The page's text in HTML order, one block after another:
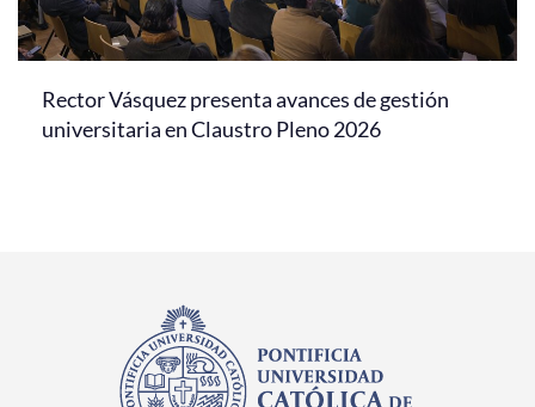
Rector Vásquez presenta avances de gestión
universitaria en Claustro Pleno 2026